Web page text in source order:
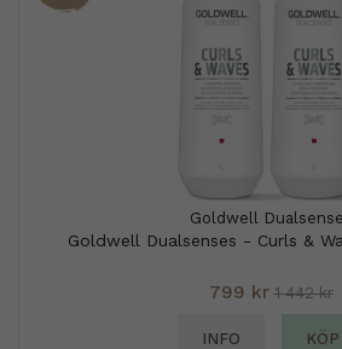
Goldwell
Goldwell Dualsenses - Curls &
799 kr 1 442 kr
INFO KÖP